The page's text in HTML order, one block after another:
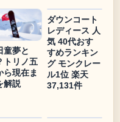
童夢と
トリノ五
ら現在ま
解説
ダウンコート
レディース 人
気 40代おす
すめランキン
グ モンクレー
ル1位 楽天
37,131件